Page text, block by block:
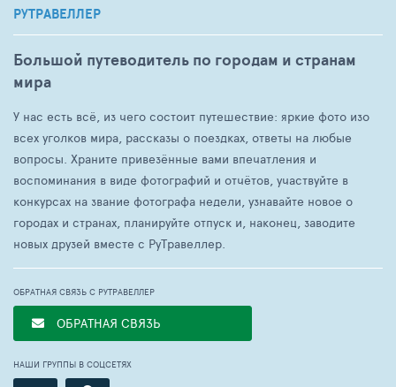
РУТРАВЕЛЛЕР
Большой путеводитель по городам и странам
мира
У нас есть всё, из чего состоит путешествие: яркие фото изо
всех уголков мира, рассказы о поездках, ответы на любые
вопросы. Храните привезённые вами впечатления и
воспоминания в виде фотографий и отчётов, участвуйте в
конкурсах на звание фотографа недели, узнавайте новое о
городах и странах, планируйте отпуск и, наконец, заводите
новых друзей вместе с РуТравеллер.
ОБРАТНАЯ СВЯЗЬ С РУТРАВЕЛЛЕР
ОБРАТНАЯ СВЯЗЬ
НАШИ ГРУППЫ В СОЦСЕТЯХ